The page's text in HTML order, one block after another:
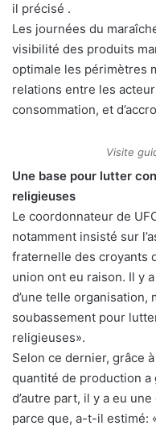
il précisé .
Les journées du
visibilité des produits
optimale les périmètres
relations entre les
consommation, et
Visite
Une base pour lutter
religieuses
Le coordonnateur de
notamment insisté sur
fraternelle des croyants
union ont eu raison. Il y
d’une telle organisation,
soubassement pour
religieuses».
Selon ce dernier, grâce
quantité de production a
d’autre part, il y a eu
parce que, a-t-il estimé: